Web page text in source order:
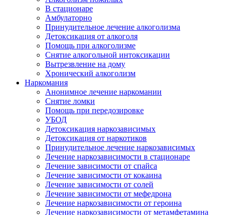
В стационаре
Амбулаторно
Принудительное лечение алкоголизма
Детоксикация от алкоголя
Помощь при алкоголизме
Снятие алкогольной интоксикации
Вытрезвление на дому
Хронический алкоголизм
Наркомания
Анонимное лечение наркомании
Снятие ломки
Помощь при передозировке
УБОД
Детоксикация наркозависимых
Детоксикация от наркотиков
Принудительное лечение наркозависимых
Лечение наркозависимости в стационаре
Лечение зависимости от спайса
Лечение зависимости от кокаина
Лечение зависимости от солей
Лечение зависимости от мефедрона
Лечение наркозависимости от героина
Лечение наркозависимости от метамфетамина